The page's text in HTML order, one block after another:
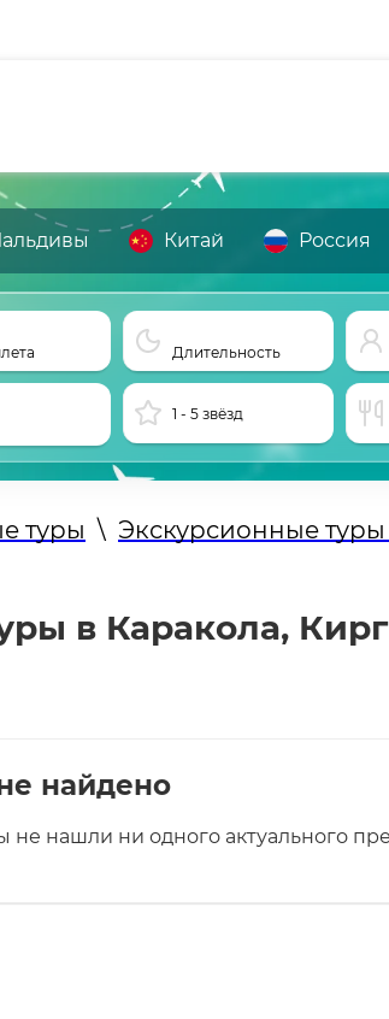
Китай Россия
Длительность
1 - 5 звёзд
туры \ Экскурсионные
в Каракола,
найдено
не нашли ни одного актуального